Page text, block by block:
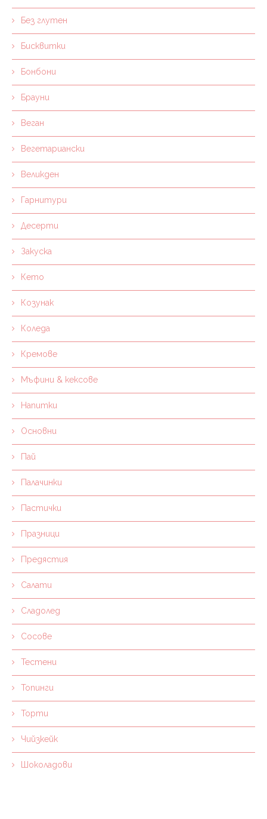
Без глутен
Бисквитки
Бонбони
Брауни
Веган
Вегетариански
Великден
Гарнитури
Десерти
Закуска
Кето
Козунак
Коледа
Кремове
Мъфини & кексове
Напитки
Основни
Пай
Палачинки
Пастички
Празници
Предястия
Салати
Сладолед
Сосове
Тестени
Топинги
Торти
Чийзкейк
Шоколадови